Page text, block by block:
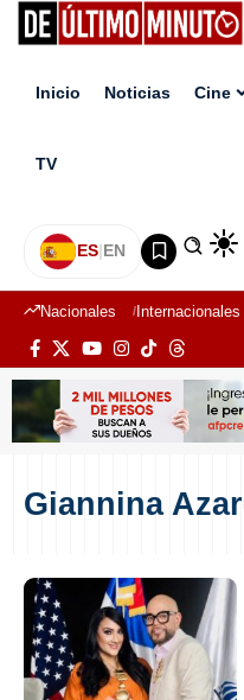
Inicio Noticias Cine
TV
ES|EN
Nacionales Internacionales
Giannina Azar